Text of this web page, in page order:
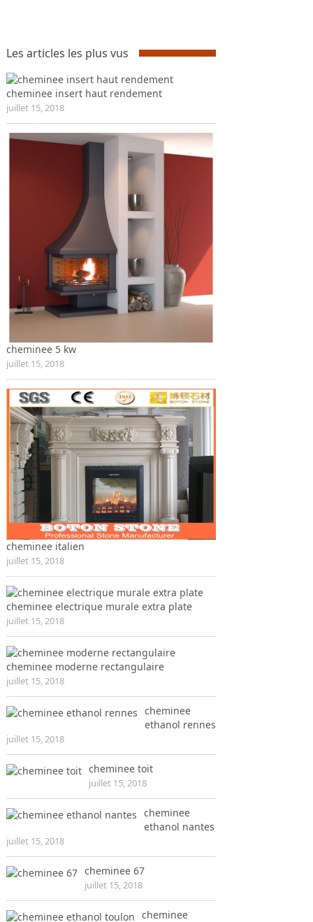
Les articles les plus vus
cheminee insert haut rendement
juillet 15, 2018
cheminee 5 kw
juillet 15, 2018
cheminee italien
juillet 15, 2018
cheminee electrique murale extra plate
juillet 15, 2018
cheminee moderne rectangulaire
juillet 15, 2018
cheminee
ethanol rennes
juillet 15, 2018
cheminee toit
juillet 15, 2018
cheminee
ethanol nantes
juillet 15, 2018
cheminee 67
juillet 15, 2018
cheminee